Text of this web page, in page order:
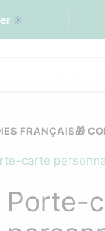
☀️
FRANÇAIS🎁
carte
Porte-